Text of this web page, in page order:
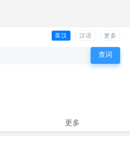
英汉 汉语 更多
更多